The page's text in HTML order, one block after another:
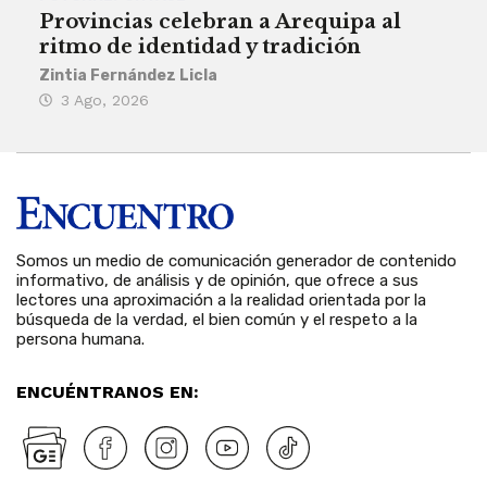
Provincias celebran a Arequipa al
ritmo de identidad y tradición
Zintia Fernández Licla
3 Ago, 2026
Somos un medio de comunicación generador de contenido
informativo, de análisis y de opinión, que ofrece a sus
lectores una aproximación a la realidad orientada por la
búsqueda de la verdad, el bien común y el respeto a la
persona humana.
ENCUÉNTRANOS EN: